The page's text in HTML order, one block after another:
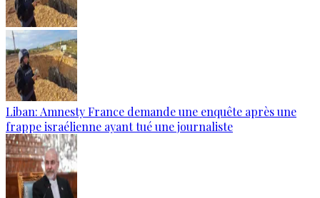
Liban: Amnesty France demande une enquête après une
frappe israélienne ayant tué une journaliste